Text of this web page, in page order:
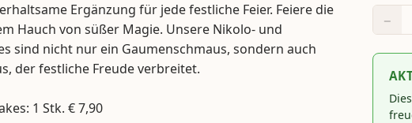
Ergänzung für jede festliche Feier. Feiere die
Hauch von süßer Magie. Unsere Nikolo- und
sind nicht nur ein Gaumenschmaus, sondern auch
der festliche Freude verbreitet.
1 Stk. € 7,90
−